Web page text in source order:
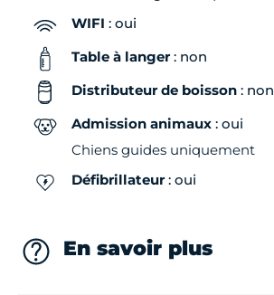
WIFI : oui
Table à langer: non
Distributeur de boisson : non
Admission animaux : oui
Chiens guides uniquement
Défibrillateur: oui
En savoir plus